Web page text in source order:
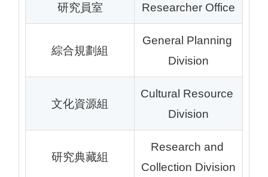
研究員室 Researcher Office
綜合規劃組
General Planning
Division
文化資源組
Cultural Resource
Division
研究典藏組
Research and
Collection Division